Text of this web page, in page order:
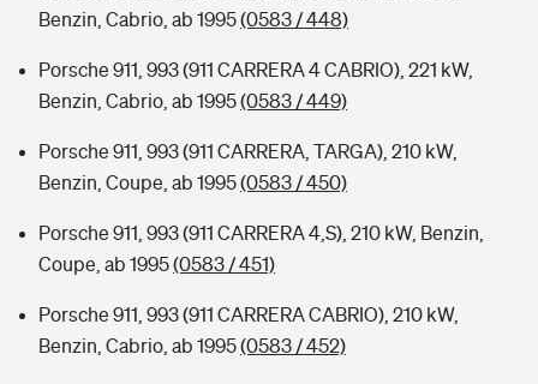
Benzin, Cabrio, ab 1995(0583 / 448)
Porsche 911, 993 (911 CARRERA 4 CABRIO), 221 kW,
Benzin, Cabrio, ab 1995(0583 / 449)
Porsche 911, 993 (911 CARRERA, TARGA), 210 kW,
Benzin, Coupe, ab 1995(0583 / 450)
Porsche 911, 993 (911 CARRERA 4,S), 210 kW, Benzin,
Coupe, ab 1995(0583 / 451)
Porsche 911, 993 (911 CARRERA CABRIO), 210 kW,
Benzin, Cabrio, ab 1995(0583 / 452)